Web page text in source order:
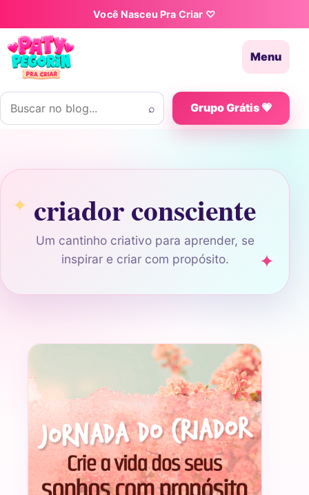
Pular para o conteúdoVocê Nasceu Pra Criar ♡
Menu
Buscar por:
⌕ Grupo Grátis 💗
criador consciente
Um cantinho criativo para aprender, se
inspirar e criar com propósito.